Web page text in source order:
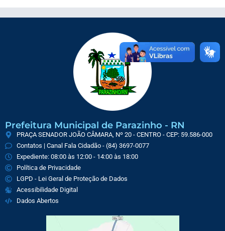
Prefeitura Municipal de Parazinho - RN
PRAÇA SENADOR JOÃO CÂMARA, Nº 20 - CENTRO - CEP: 59.586-000
Contatos | Canal Fala Cidadão - (84) 3697-0077
Expediente: 08:00 às 12:00 - 14:00 às 18:00
Política de Privacidade
LGPD - Lei Geral de Proteção de Dados
Acessibilidade Digital
Dados Abertos